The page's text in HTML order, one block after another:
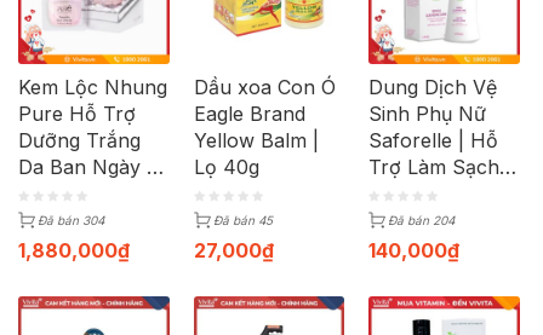
Kem Lộc Nhung
Pure Hỗ Trợ
Dưỡng Trắng
Da Ban Ngày |
Hộp 50ml
Đã bán 304
1,880,000₫
Dầu xoa Con Ó
Eagle Brand
Yellow Balm |
Lọ 40g
Đã bán 45
27,000₫
Dung Dịch Vệ
Sinh Phụ Nữ
Saforelle | Hỗ
Trợ Làm Sạch
Và Kháng
Khuẩn | Chai
100ml
Đã bán 204
140,000₫